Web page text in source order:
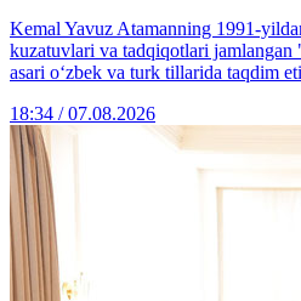
Kemal Yavuz Atamanning 1991-
kuzatuvlari va tadqiqotlari jamlangan
asari o‘zbek va turk tillarida taqdim
18:34 / 07.08.2026